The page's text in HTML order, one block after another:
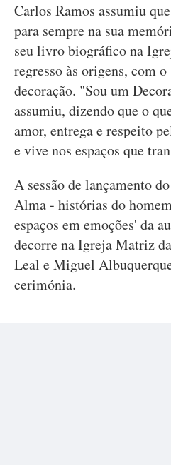
Carlos Ramos assumiu
para sempre na sua
seu livro biográfico na
regresso às origens, com
decoração. "Sou um
assumiu, dizendo que o
amor, entrega e respeito
e vive nos espaços que
A sessão de lançamento
Alma - histórias do
espaços em emoções' da
decorre na Igreja Matriz
Leal e Miguel
cerimónia.